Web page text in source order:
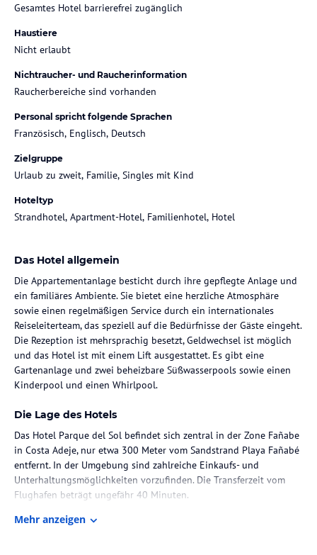
Gesamtes Hotel barrierefrei zugänglich
Haustiere
Nicht erlaubt
Nichtraucher- und Raucherinformation
Raucherbereiche sind vorhanden
Personal spricht folgende Sprachen
Französisch, Englisch, Deutsch
Zielgruppe
Urlaub zu zweit, Familie, Singles mit Kind
Hoteltyp
Strandhotel, Apartment-Hotel, Familienhotel, Hotel
Das Hotel allgemein
Die Appartementanlage besticht durch ihre gepflegte Anlage und
ein familiäres Ambiente. Sie bietet eine herzliche Atmosphäre
sowie einen regelmäßigen Service durch ein internationales
Reiseleiterteam, das speziell auf die Bedürfnisse der Gäste eingeht.
Die Rezeption ist mehrsprachig besetzt, Geldwechsel ist möglich
und das Hotel ist mit einem Lift ausgestattet. Es gibt eine
Gartenanlage und zwei beheizbare Süßwasserpools sowie einen
Kinderpool und einen Whirlpool.
Die Lage des Hotels
Das Hotel Parque del Sol befindet sich zentral in der Zone Fañabe
in Costa Adeje, nur etwa 300 Meter vom Sandstrand Playa Fañabé
entfernt. In der Umgebung sind zahlreiche Einkaufs- und
Unterhaltungsmöglichkeiten vorzufinden. Die Transferzeit vom
Flughafen beträgt ungefähr 40 Minuten.
Zimmer / Unterbringung im Hotel
Mehr anzeigen